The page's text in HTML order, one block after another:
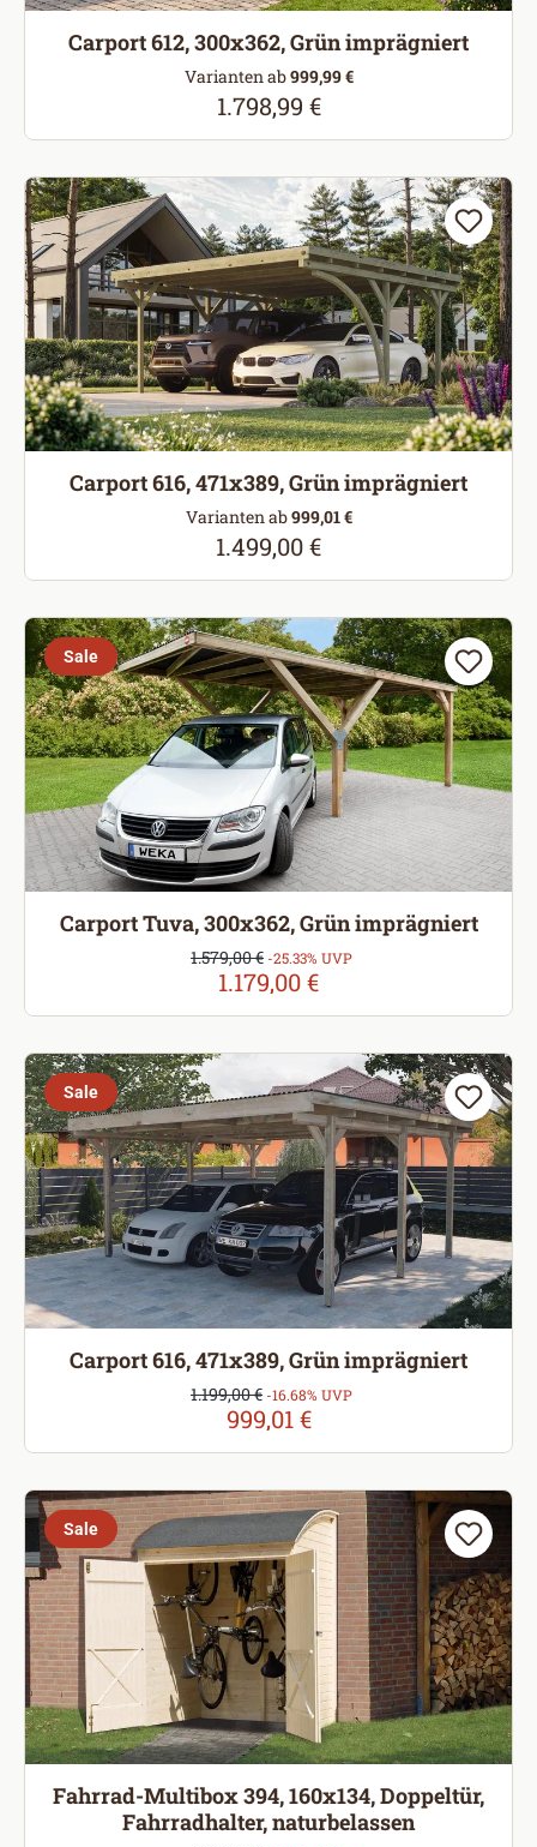
Carport 612, 300x362, Grün imprägniert
Varianten ab999,99 €
Regulärer Preis:
1.798,99 €
Carport 616, 471x389, Grün imprägniert
Varianten ab999,01 €
Regulärer Preis:
1.499,00 €
Sale
Carport Tuva, 300x362, Grün imprägniert
Verkaufspreis:
1.179,00 €
Regulärer Preis:
1.579,00 € -25.33% UVP
Sale
Carport 616, 471x389, Grün imprägniert
Verkaufspreis:
999,01 €
Regulärer Preis:
1.199,00 € -16.68% UVP
Sale
Fahrrad-Multibox 394, 160x134, Doppeltür,
Fahrradhalter, naturbelassen